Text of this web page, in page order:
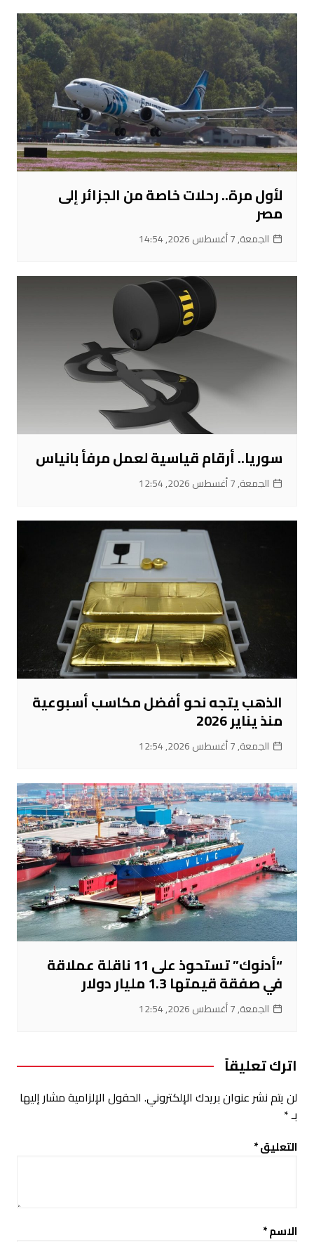
لأول مرة.. رحلات خاصة من الجزائر إلى
مصر
الجمعة, 7 أغسطس 2026, 14:54
سوريا.. أرقام قياسية لعمل مرفأ بانياس
الجمعة, 7 أغسطس 2026, 12:54
الذهب يتجه نحو أفضل مكاسب أسبوعية
منذ يناير 2026
الجمعة, 7 أغسطس 2026, 12:54
“أدنوك” تستحوذ على 11 ناقلة عملاقة
في صفقة قيمتها 1.3 مليار دولار
الجمعة, 7 أغسطس 2026, 12:54
اترك تعليقاً
لن يتم نشر عنوان بريدك الإلكتروني. الحقول الإلزامية مشار إليها
بـ*
التعليق*
الاسم*